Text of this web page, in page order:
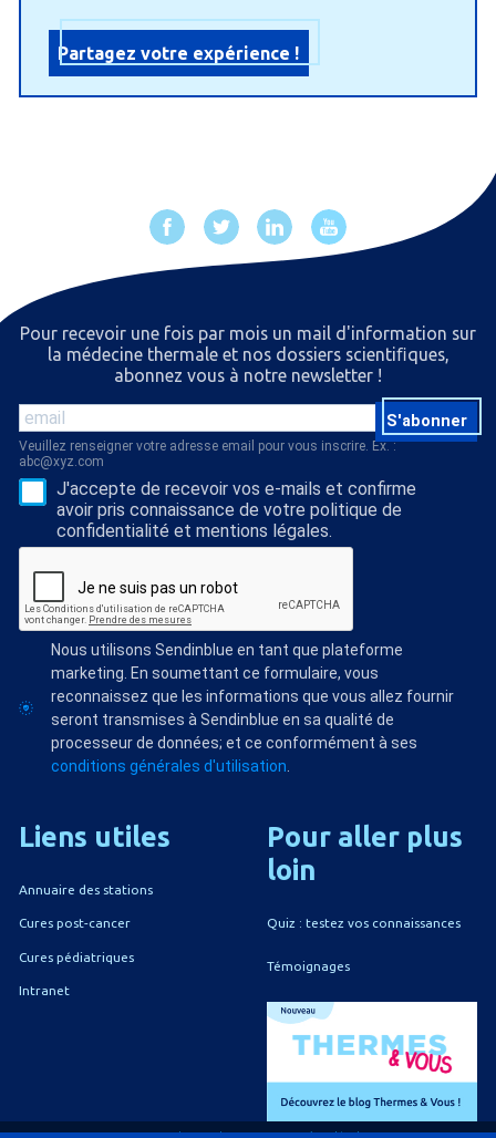
Partagez votre expérience !
Pour recevoir une fois par mois un mail d'information sur
la médecine thermale et nos dossiers scientiﬁques,
abonnez vous à notre newsletter !
S'abonner
Veuillez renseigner votre adresse email pour vous inscrire. Ex. :
abc@xyz.com
J'accepte de recevoir vos e-mails et confirme
avoir pris connaissance de votre politique de
confidentialité et mentions légales.
Nous utilisons Sendinblue en tant que plateforme
marketing. En soumettant ce formulaire, vous
reconnaissez que les informations que vous allez fournir
seront transmises à Sendinblue en sa qualité de
processeur de données; et ce conformément à ses
conditions générales d'utilisation
Liens utiles
Annuaire des stations
Cures post-cancer
Cures pédiatriques
Intranet
Pour aller plus
loin
Quiz : testez vos connaissances
Témoignages